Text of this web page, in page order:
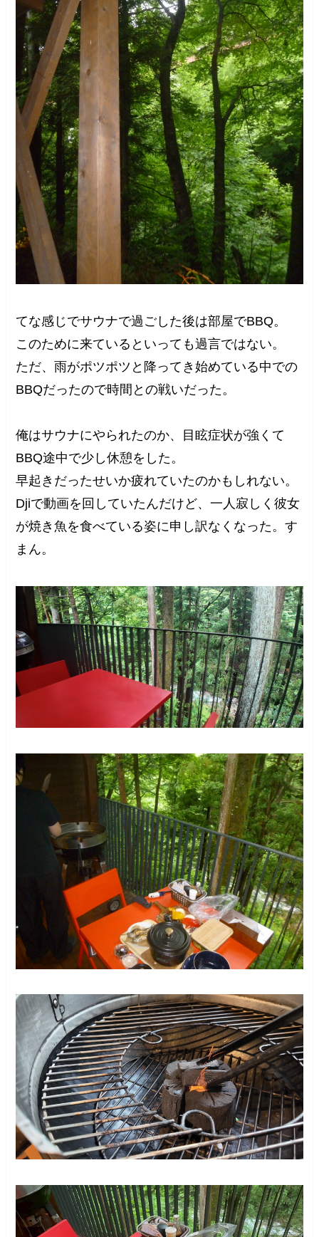
てな感じでサウナで過ごした後は部屋でBBQ。
このために来ているといっても過言ではない。
ただ、雨がポツポツと降ってき始めている中での
BBQだったので時間との戦いだった。
俺はサウナにやられたのか、目眩症状が強くて
BBQ途中で少し休憩をした。
早起きだったせいか疲れていたのかもしれない。
Djiで動画を回していたんだけど、一人寂しく彼女
が焼き魚を食べている姿に申し訳なくなった。す
まん。